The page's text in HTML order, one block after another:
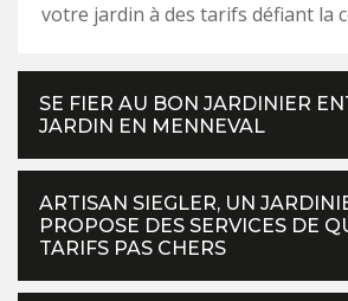
votre jardin à des tarifs défiant la
SE FIER AU BON JARDINIER
JARDIN EN MENNEVAL
ARTISAN SIEGLER, UN
PROPOSE DES SERVICES DE
TARIFS PAS CHERS